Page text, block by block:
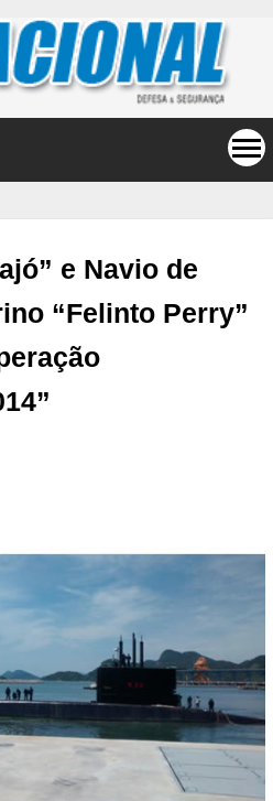
e Navio de
“Felinto Perry”